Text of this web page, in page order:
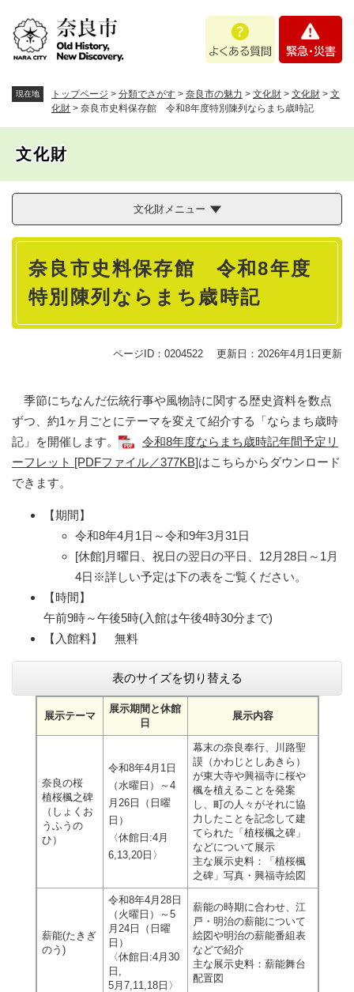
あ
問
・
現在地 トップページ > 分類でさがす > 奈良市の魅力 > 文化財 > 文化財 > 文
化財 > 奈良市史料保存館 令和8年度特別陳列ならまち歳時記
文化財
文化財メニュー
本
奈良市史料保存館 令和8年度
特別陳列ならまち歳時記
ページID：0204522 更新日：2026年4月1日更新
季節にちなんだ伝統行事や風物詩に関する歴史資料を数点
ずつ、約1ヶ月ごとにテーマを変えて紹介する「ならまち歳時
記」を開催します。
令和8年度ならまち歳時記年間予定リ
ーフレット [PDFファイル／377KB]はこちらからダウンロード
できます。
【期間】
令和8年4月1日～令和9年3月31日
[休館]月曜日、祝日の翌日の平日、12月28日～1月
4日※詳しい予定は下の表をご覧ください。
【時間】
午前9時～午後5時(入館は午後4時30分まで)
【入館料】 無料
表のサイズを切り替える
展示テーマ
展示期間と休館
日
展示内容
奈良の桜
植桜楓之碑
（しょくお
うふうの
ひ）
令和8年4月1日
（水曜日）～4
月26日（日曜
日）
〈休館日:4月
6,13,20日〉
幕末の奈良奉行、川路聖
謨（かわじとしあきら）
が東大寺や興福寺に桜や
楓を植えることを発案
し、町の人々がそれに協
力したことを記念して建
てられた「植桜楓之碑」
などについて展示
主な展示史料：「植桜楓
之碑」写真・興福寺絵図
薪能(たきぎ
のう)
令和8年4月28日
（火曜日）～5
月24日（日曜
日）
〈休館日:4月30
日,
5月7,11,18日〉
薪能の時期に合わせ、江
戸・明治の薪能について
絵図や明治の薪能番組表
などで紹介
主な展示史料：薪能舞台
配置図